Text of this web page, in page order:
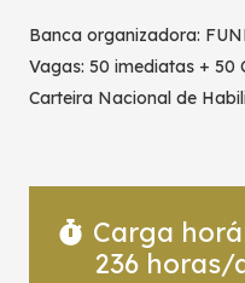
Banca organizadora:
Vagas: 50 imediatas + 50
Carteira Nacional de
Carga
236 horas/